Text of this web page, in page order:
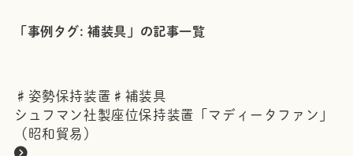
「事例タグ:補装具 」の記事一覧
♯ 姿勢保持装置 ♯ 補装具
シュフマン社製座位保持装置「マディータファン」
（昭和貿易）